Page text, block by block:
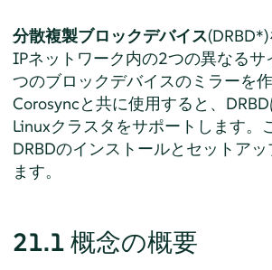
分散複製ブロックデバイス(DRBD*)
IPネットワーク内の2つの異なるサ
つのブロックデバイスのミラーを作
Corosyncと共に使用すると、
Linuxクラスタをサポートします。
DRBDのインストールとセットア
ます。
21.1 概念の概要